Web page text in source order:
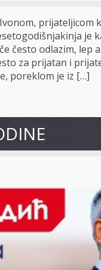
prijateljicom
je
često odlazim, lep
za prijatan i
poreklom je iz […]